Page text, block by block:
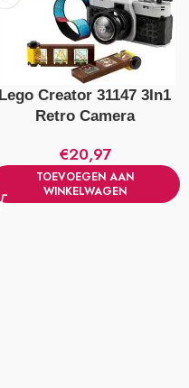
Lego Creator 31147 3In1
Retro Camera
€20,97
TOEVOEGEN AAN
WINKELWAGEN